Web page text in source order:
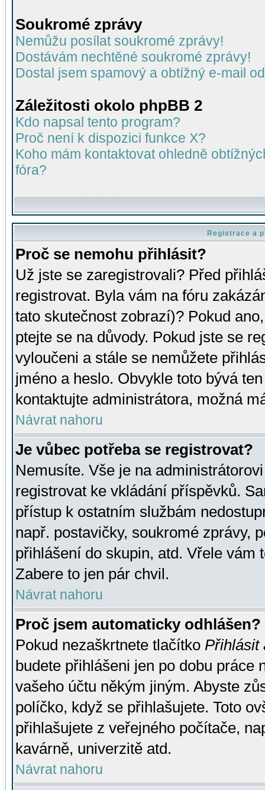
Soukromé zprávy
Nemůžu posílat soukromé zprávy!
Dostávám nechtěné soukromé zprávy!
Dostal jsem spamový a obtížný e-mail
Záležitosti okolo phpBB 2
Kdo napsal tento program?
Proč není k dispozici funkce X?
Koho mám kontaktovat ohledně
fóra?
Registrace a
Proč se nemohu přihlásit?
Už jste se zaregistrovali? Před
registrovat. Byla vám na fóru
tato skutečnost zobrazí)? Pokud
ptejte se na důvody. Pokud jste se
vyloučeni a stále se nemůžete
jméno a heslo. Obvykle toto bývá
kontaktujte administrátora, možná
Návrat nahoru
Je vůbec potřeba se registrovat?
Nemusíte. Vše je na
registrovat ke vkládání příspěvků.
přístup k ostatním službám
např. postavičky, soukromé zprávy,
přihlášení do skupin, atd. Vřele vám
Zabere to jen pár chvil.
Návrat nahoru
Proč jsem automaticky odhlášen?
Pokud nezaškrtnete tlačítko Přihlásit
budete přihlášeni jen po dobu práce
vašeho účtu někým jiným. Abyste
políčko, když se přihlašujete. Toto
přihlašujete z veřejného počítače,
kavárně, univerzitě atd.
Návrat nahoru